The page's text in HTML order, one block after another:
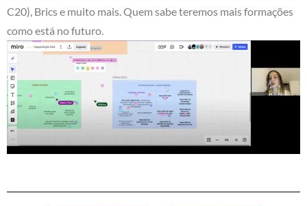
C20), Brics e muito mais. Quem sabe teremos mais formações
como está no futuro.